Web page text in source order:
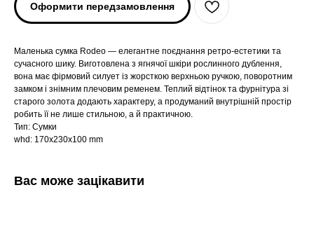
Оформити передзамовлення
Маленька сумка Rodeo — елегантне поєднання ретро-естетики та
сучасного шику. Виготовлена з ягнячої шкіри рослинного дублення,
вона має фірмовий силует із жорсткою верхньою ручкою, поворотним
замком і знімним плечовим ременем. Теплий відтінок та фурнітура зі
старого золота додають характеру, а продуманий внутрішній простір
робить її не лише стильною, а й практичною.
Тип: Сумки
whd: 170x230x100 mm
Вас може зацікавити